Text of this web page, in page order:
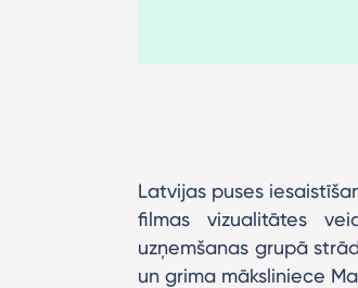
Latvijas puses
filmas vizualitātes
uzņemšanas grupā
un grima māksliniece